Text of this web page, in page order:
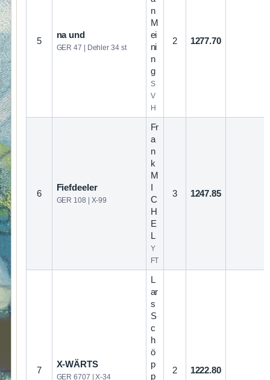
5
na und
GER 47 | Dehler 34 st
n
M
ei
ni
n
g
S
V
H
2 1277.70
6
Fiefdeeler
GER 108 | X-99
Fr
a
n
k
M
C
H
E
L
Y
FT
3 1247.85
7
X-WÄRTS
GER 6707 | X-34
L
ar
s
S
c
h
ö
p
p
2 1222.80